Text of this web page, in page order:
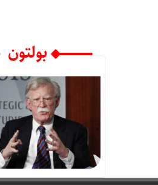
گفت‌وگوی تلفنی
بولتون